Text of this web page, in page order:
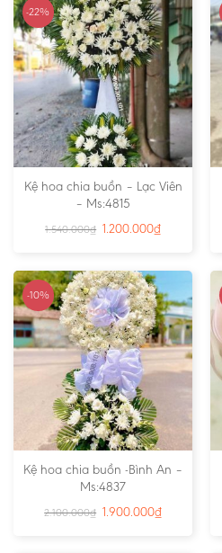
-22%
Kệ hoa chia buồn – Lạc Viên
– Ms:4815
1.540.000₫ 1.200.000₫
-10%
Kệ hoa chia buồn -Bình An –
Ms:4837
2.100.000₫ 1.900.000₫